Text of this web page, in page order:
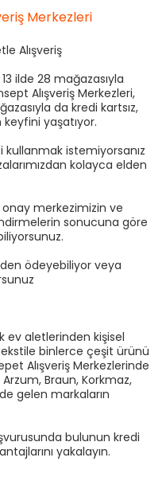
Merkezleri
Alışveriş
ilde 28 mağazasıyla
Alışveriş Merkezleri,
da kredi kartsız,
yaşatıyor.
kullanmak istemiyorsanız
kolayca elden
onay merkezimizin ve
sonucuna göre
ödeyebiliyor veya
ev aletlerinden kişisel
binlerce çeşit ürünü
Alışveriş Merkezlerinde
Braun, Korkmaz,
gelen markaların
bulunun kredi
yakalayın.